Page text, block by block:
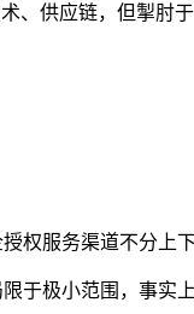
、供应链，但掣肘
权服务渠道不分上下
于极小范围，事实